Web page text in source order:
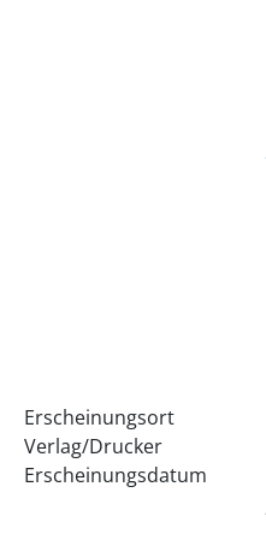
Erscheinungsort
Verlag/Drucker
Erscheinungsdatum